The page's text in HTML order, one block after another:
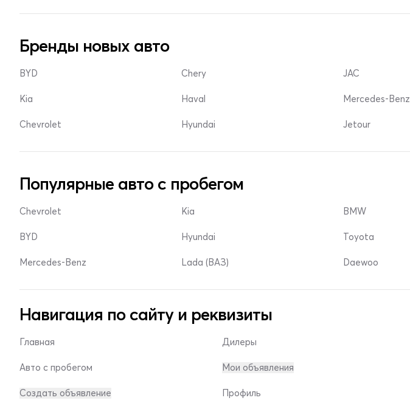
Бренды новых авто
BYD
Kia
Chevrolet
Chery
Haval
Hyundai
JAC
Mercedes-Benz
Jetour
Популярные авто с пробегом
Chevrolet
BYD
Mercedes-Benz
Kia
Hyundai
Lada (ВАЗ)
BMW
Toyota
Daewoo
Навигация по сайту и реквизиты
Главная
Авто с пробегом
Создать объявление
Дилеры
Мои объявления
Профиль